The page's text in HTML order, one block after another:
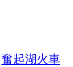
奮起湖火車